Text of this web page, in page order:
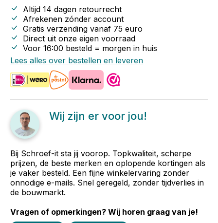
Altijd 14 dagen retourrecht
Afrekenen zónder account
Gratis verzending vanaf 75 euro
Direct uit onze eigen voorraad
Voor 16:00 besteld = morgen in huis
Lees alles over bestellen en leveren
Wij zijn er voor jou!
Bij Schroef-it sta jij voorop. Topkwaliteit, scherpe
prijzen, de beste merken en oplopende kortingen als
je vaker besteld. Een fijne winkelervaring zonder
onnodige e-mails. Snel geregeld, zonder tijdverlies in
de bouwmarkt.
Vragen of opmerkingen? Wij horen graag van je!